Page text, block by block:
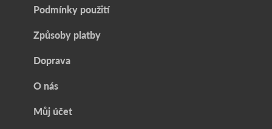
Podmínky použití
Způsoby platby
Doprava
O nás
Můj účet